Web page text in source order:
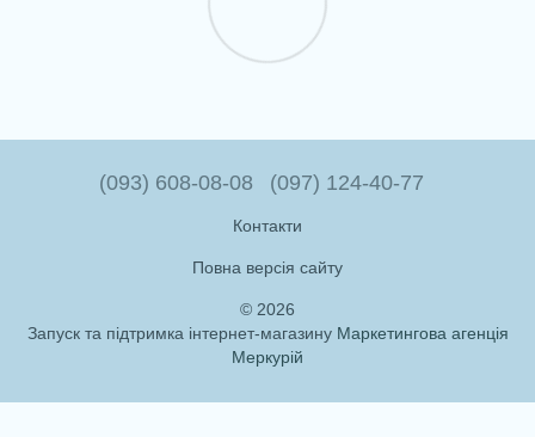
(093) 608-08-08 (097) 124-40-77
Контакти
Повна версія сайту
© 2026
Запуск та підтримка інтернет-магазину Маркетингова агенція
Меркурій